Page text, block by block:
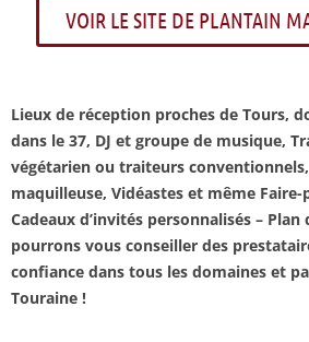
VOIR LE SITE DE PLANTAIN
Lieux de réception proches de Tours,
dans le 37, DJ et groupe de musique,
végétarien ou traiteurs
maquilleuse, Vidéastes et même
Cadeaux d’invités personnalisés –
pourrons vous conseiller des
confiance dans tous les domaines et
Touraine !